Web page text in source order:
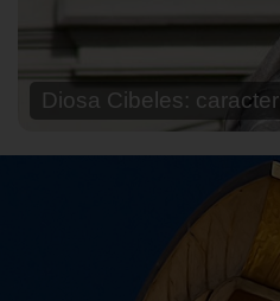
Ares: características,